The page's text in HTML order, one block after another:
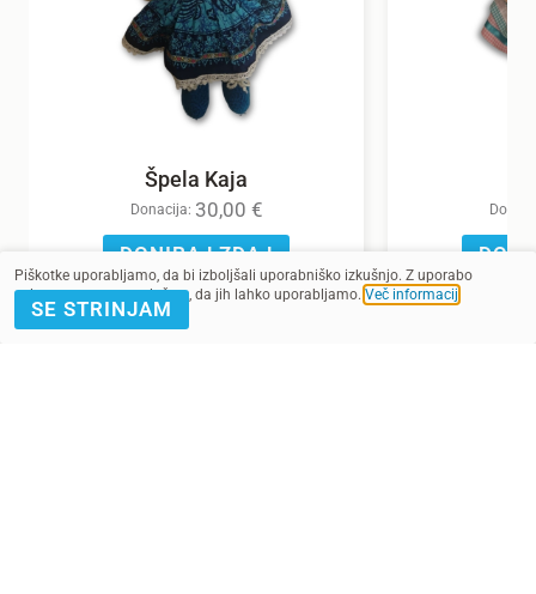
Špela Kaja
Donacija: 30,00 €
DONIRAJ ZDAJ
Piškotke uporabljamo, da bi izboljšali uporabniško izkušnjo. Z uporabo
spletnega mesta soglašate, da jih lahko uporabljamo. Več informacij
SE STRINJAM